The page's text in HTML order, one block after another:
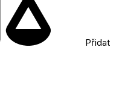
Přidat